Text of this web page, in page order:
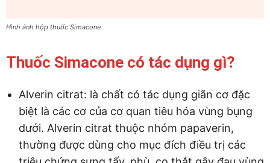
Hình ảnh hộp thuốc Simacone
Thuốc Simacone có tác dụng gì?
Alverin citrat: là chất có tác dụng giãn cơ đặc
biệt là các cơ của cơ quan tiêu hóa vùng bụng
dưới. Alverin citrat thuộc nhóm papaverin,
thường được dùng cho mục đích điều trị các